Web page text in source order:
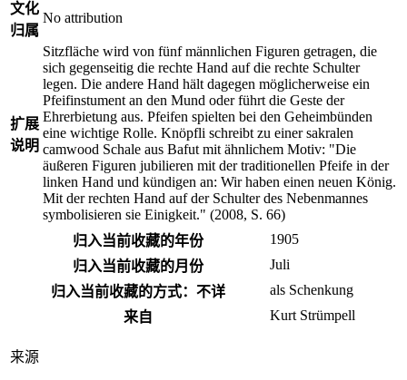
文化
归属
No attribution
扩展
说明
Sitzfläche wird von fünf männlichen Figuren getragen, die
sich gegenseitig die rechte Hand auf die rechte Schulter
legen. Die andere Hand hält dagegen möglicherweise ein
Pfeifinstument an den Mund oder führt die Geste der
Ehrerbietung aus. Pfeifen spielten bei den Geheimbünden
eine wichtige Rolle. Knöpfli schreibt zu einer sakralen
camwood Schale aus Bafut mit ähnlichem Motiv: "Die
äußeren Figuren jubilieren mit der traditionellen Pfeife in der
linken Hand und kündigen an: Wir haben einen neuen König.
Mit der rechten Hand auf der Schulter des Nebenmannes
symbolisieren sie Einigkeit." (2008, S. 66)
归入当前收藏的年份
1905
归入当前收藏的月份
Juli
归入当前收藏的方式：不详
als Schenkung
来自
Kurt Strümpell
来源